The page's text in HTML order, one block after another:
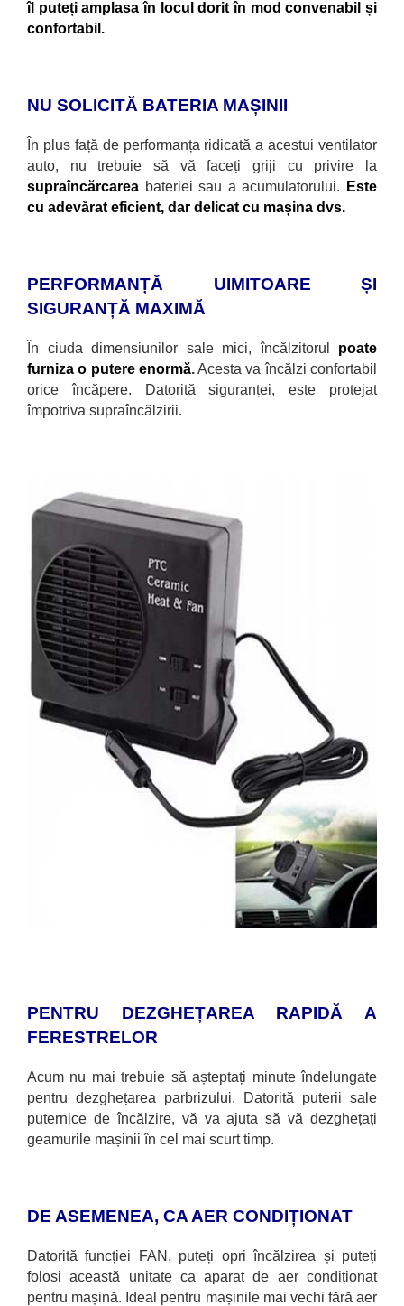
îl puteți amplasa în locul dorit în mod convenabil și
confortabil.
NU SOLICITĂ BATERIA MAȘINII
În plus față de performanța ridicată a acestui ventilator
auto, nu trebuie să vă faceți griji cu privire la
supraîncărcarea bateriei sau a acumulatorului.
Este
cu adevărat eficient, dar delicat cu mașina dvs.
PERFORMANȚĂ UIMITOARE ȘI
SIGURANȚĂ MAXIMĂ
În ciuda dimensiunilor sale mici, încălzitorul poate
furniza o putere enormă.Acesta vaîncălzi confortabil
orice încăpere. Datorită siguranței, este protejat
împotriva supraîncălzirii.
PENTRU DEZGHEȚAREA RAPIDĂ A
FERESTRELOR
Acum nu mai trebuie să așteptați minuteîndelungate
pentru dezghețarea parbrizului. Datorită puterii sale
puternice de încălzire, vă va ajuta să vă dezghețați
geamurile mașinii în cel mai scurt timp.
DE ASEMENEA, CA AER CONDIȚIONAT
Datorită funcției FAN, puteți opriîncălzirea și puteți
folosi această unitate ca aparat de aer condiționat
pentru mașină. Ideal pentru mașinile mai vechi fără aer